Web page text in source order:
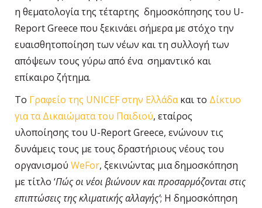
η θεματολογία της τέταρτης δημοσκόπησης του U-
Report Greece που ξεκινάει σήμερα με στόχο την
ευαισθητοποίηση των νέων και τη συλλογή των
απόψεων τους γύρω από ένα σημαντικό και
επίκαιρο ζήτημα.
Το Γραφείο της UNICEF στην Ελλάδακαι το Δίκτυο
για τα Δικαιώματα του Παιδιού, εταίρος
υλοποίησης του U-Report Greece, ενώνουν τις
δυνάμεις τους με τους δραστήριους νέους του
οργανισμού WeFor, ξεκινώντας μια δημοσκόπηση
με τίτλο ‘Πώς οι νέοι βιώνουν και προσαρμόζονται στις
επιπτώσεις της κλιματικής αλλαγής’; Η δημοσκόπηση